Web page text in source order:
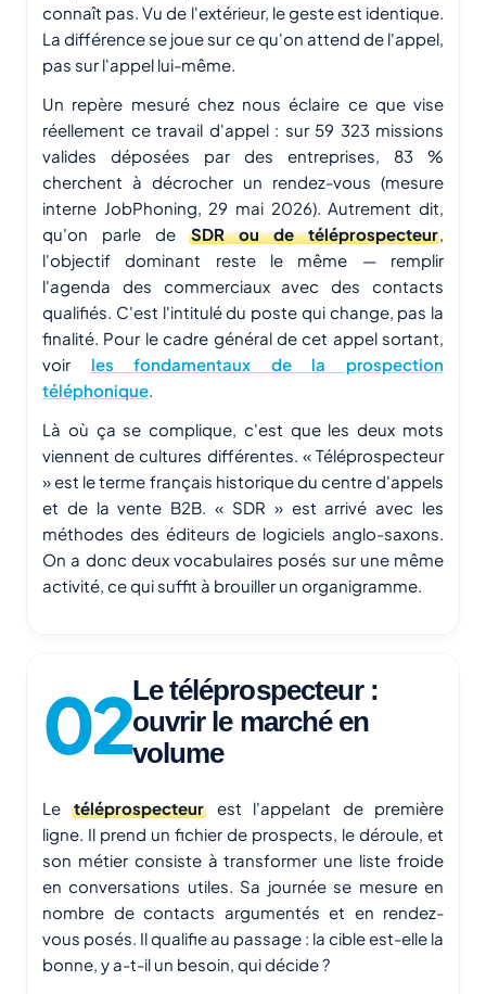
connaît pas. Vu de l'extérieur, le geste est identique.
La différence se joue sur ce qu'on attend de l'appel,
pas sur l'appel lui-même.
Un repère mesuré chez nous éclaire ce que vise
réellement ce travail d'appel : sur 59 323 missions
valides déposées par des entreprises, 83 %
cherchent à décrocher un rendez-vous (mesure
interne JobPhoning, 29 mai 2026). Autrement dit,
qu'on parle deSDR ou de téléprospecteur,
l'objectif dominant reste le même — remplir
l'agenda des commerciaux avec des contacts
qualifiés. C'est l'intitulé du poste qui change, pas la
finalité. Pour le cadre général de cet appel sortant,
voir les fondamentaux de la prospection
téléphonique.
Là où ça se complique, c'est que les deux mots
viennent de cultures différentes. « Téléprospecteur
» est le terme français historique du centre d'appels
et de la vente B2B. « SDR » est arrivé avec les
méthodes des éditeurs de logiciels anglo-saxons.
On a donc deux vocabulaires posés sur une même
activité, ce qui suffit à brouiller un organigramme.
Le téléprospecteur :
ouvrir le marché en
volume
Letéléprospecteurest l'appelant de première
ligne. Il prend un fichier de prospects, le déroule, et
son métier consiste à transformer une liste froide
en conversations utiles. Sa journée se mesure en
nombre de contacts argumentés et en rendez-
vous posés. Il qualifie au passage : la cible est-elle la
bonne, y a-t-il un besoin, qui décide ?